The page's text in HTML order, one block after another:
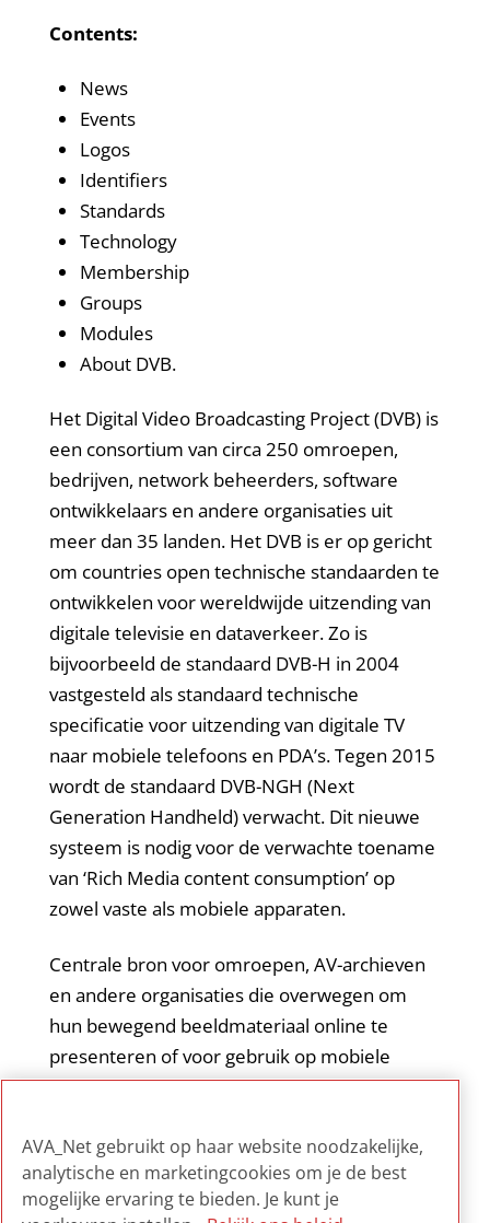
Contents:
News
Events
Logos
Identifiers
Standards
Technology
Membership
Groups
Modules
About DVB.
Het Digital Video Broadcasting Project (DVB) is
een consortium van circa 250 omroepen,
bedrijven, network beheerders, software
ontwikkelaars en andere organisaties uit
meer dan 35 landen. Het DVB is er op gericht
om countries open technische standaarden te
ontwikkelen voor wereldwijde uitzending van
digitale televisie en dataverkeer. Zo is
bijvoorbeeld de standaard DVB-H in 2004
vastgesteld als standaard technische
specificatie voor uitzending van digitale TV
naar mobiele telefoons en PDA’s. Tegen 2015
wordt de standaard DVB-NGH (Next
Generation Handheld) verwacht. Dit nieuwe
systeem is nodig voor de verwachte toename
van ‘Rich Media content consumption’ op
zowel vaste als mobiele apparaten.
Centrale bron voor omroepen, AV-archieven
en andere organisaties die overwegen om
hun bewegend beeldmateriaal online te
presenteren of voor gebruik op mobiele
apparatuur geschikt te maken. Via deze
bijhouden.
AVA_Net gebruikt op haar website noodzakelijke,
analytische en marketingcookies om je de best
mogelijke ervaring te bieden. Je kunt je